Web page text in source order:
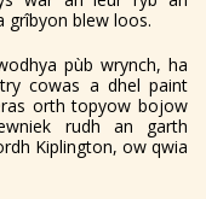
grîbyon blew loos.
pùb wrynch, ha
cowas a dhel paint
orth topyow bojow
rudh an garth
Kiplington, ow qwia